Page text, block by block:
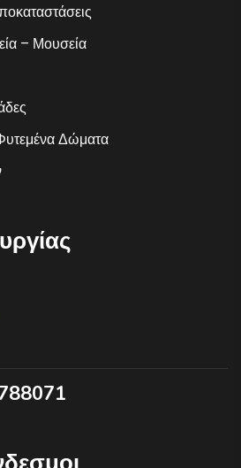
– Μουσεία
Δώματα